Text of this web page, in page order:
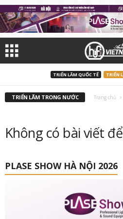
TRIỂN LÃM QUỐC TẾ TRIỂN
TRIỂN LÃM TRONG NƯỚC Trang chủ
Không có bài viết
PLASE SHOW HÀ NỘI 2026